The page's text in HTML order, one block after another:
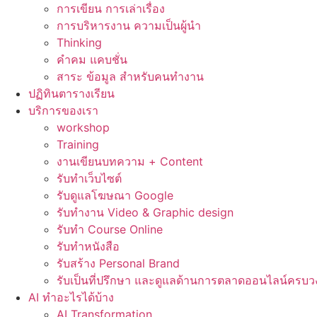
การเขียน การเล่าเรื่อง
การบริหารงาน ความเป็นผู้นำ
Thinking
คำคม แคบชั่น
สาระ ข้อมูล สำหรับคนทำงาน
ปฏิทินตารางเรียน
บริการของเรา
workshop
Training
งานเขียนบทความ + Content
รับทำเว็บไซต์
รับดูแลโฆษณา Google
รับทำงาน Video & Graphic design
รับทำ Course Online
รับทำหนังสือ
รับสร้าง Personal Brand
รับเป็นที่ปรึกษา และดูแลด้านการตลาดออนไลน์ครบว
AI ทำอะไรได้บ้าง
AI Transformation